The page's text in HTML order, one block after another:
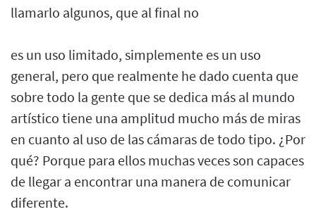
llamarlo algunos, que al final no
es un uso limitado, simplemente es un uso
general, pero que realmente he dado cuenta que
sobre todo la gente que se dedica más al mundo
artístico tiene una amplitud mucho más de miras
en cuanto al uso de las cámaras de todo tipo. ¿Por
qué? Porque para ellos muchas veces son capaces
de llegar a encontrar una manera de comunicar
diferente.